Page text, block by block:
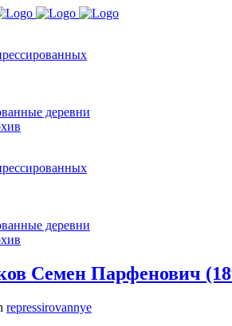
деревни
деревни
Семен Парфенович
repressirovannye